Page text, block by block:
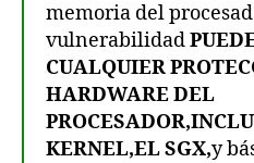
memoria del
vulnerabilidad
CUALQUIER
HARDWARE DEL
KERNEL,EL SGX,y